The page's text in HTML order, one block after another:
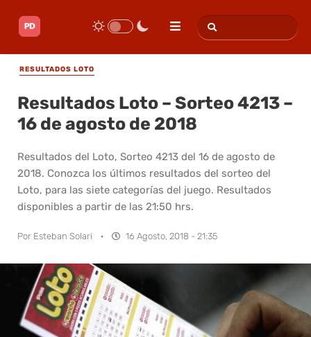
RESULTADOS LOTO
Resultados Loto – Sorteo 4213 –
16 de agosto de 2018
Resultados del Loto, Sorteo 4213 del 16 de agosto de
2018. Conozca los últimos resultados del sorteo del
Loto, para las siete categorías del juego. Resultados
disponibles a partir de las 21:50 hrs.
Por Esteban Solari · 16 Agosto, 2018 - 21:35